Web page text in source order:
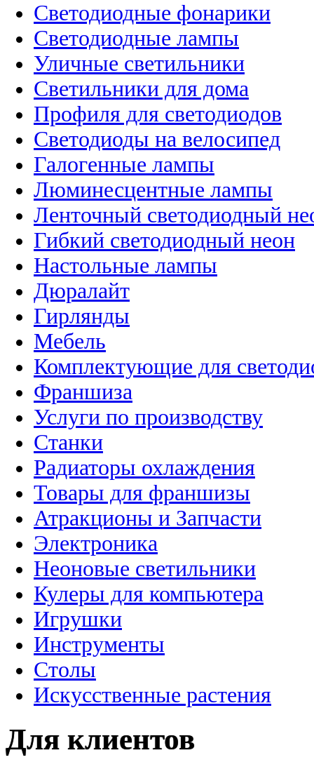
Светодиодные фонарики
Светодиодные лампы
Уличные светильники
Светильники для дома
Профиля для светодиодов
Светодиоды на велосипед
Галогенные лампы
Люминесцентные лампы
Ленточный светодиодный
Гибкий светодиодный неон
Настольные лампы
Дюралайт
Гирлянды
Мебель
Комплектующие для
Франшиза
Услуги по производству
Станки
Радиаторы охлаждения
Товары для франшизы
Атракционы и Запчасти
Электроника
Неоновые светильники
Кулеры для компьютера
Игрушки
Инструменты
Столы
Искусственные растения
Для клиентов